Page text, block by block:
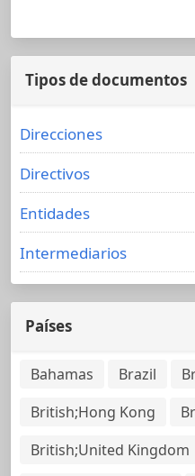
Tipos de documentos
Direcciones
Directivos
Entidades
Intermediarios
Países
Bahamas Brazil
British;Hong Kong
British;United Kingdom